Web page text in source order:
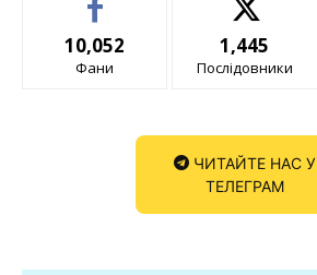
10,052
Фани
1,445
Послідовники
ЧИТАЙТЕ НАС У
ТЕЛЕГРАМ